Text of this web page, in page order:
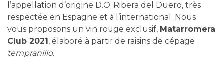
l’appellation d’origine D.O. Ribera del Duero, très
respectée en Espagne et à l’international. Nous
vous proposons un vin rouge exclusif, Matarromera
Club 2021, élaboré à partir de raisins de cépage
tempranillo.